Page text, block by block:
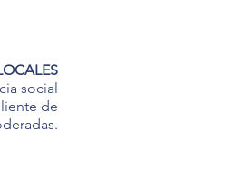
social
de